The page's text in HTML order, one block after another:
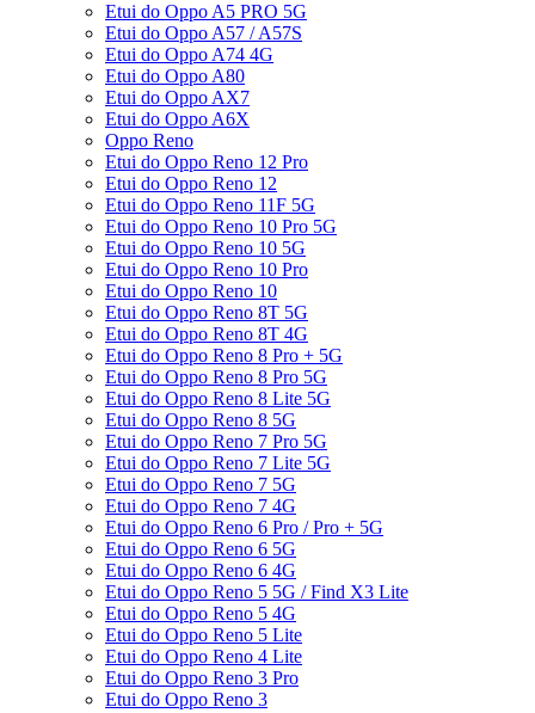
Etui do Oppo A5 PRO 5G
Etui do Oppo A57 / A57S
Etui do Oppo A74 4G
Etui do Oppo A80
Etui do Oppo AX7
Etui do Oppo A6X
Oppo Reno
Etui do Oppo Reno 12 Pro
Etui do Oppo Reno 12
Etui do Oppo Reno 11F 5G
Etui do Oppo Reno 10 Pro 5G
Etui do Oppo Reno 10 5G
Etui do Oppo Reno 10 Pro
Etui do Oppo Reno 10
Etui do Oppo Reno 8T 5G
Etui do Oppo Reno 8T 4G
Etui do Oppo Reno 8 Pro + 5G
Etui do Oppo Reno 8 Pro 5G
Etui do Oppo Reno 8 Lite 5G
Etui do Oppo Reno 8 5G
Etui do Oppo Reno 7 Pro 5G
Etui do Oppo Reno 7 Lite 5G
Etui do Oppo Reno 7 5G
Etui do Oppo Reno 7 4G
Etui do Oppo Reno 6 Pro / Pro + 5G
Etui do Oppo Reno 6 5G
Etui do Oppo Reno 6 4G
Etui do Oppo Reno 5 5G / Find X3 Lite
Etui do Oppo Reno 5 4G
Etui do Oppo Reno 5 Lite
Etui do Oppo Reno 4 Lite
Etui do Oppo Reno 3 Pro
Etui do Oppo Reno 3